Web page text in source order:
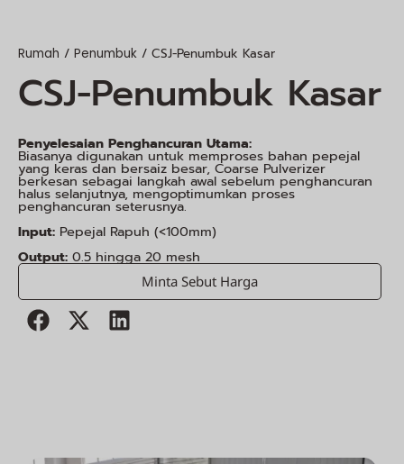
Rumah / Penumbuk / CSJ-Penumbuk Kasar
CSJ-Penumbuk Kasar
Penyelesaian Penghancuran Utama:
Biasanya digunakan untuk memproses bahan pepejal
yang keras dan bersaiz besar, Coarse Pulverizer
berkesan sebagai langkah awal sebelum penghancuran
halus selanjutnya, mengoptimumkan proses
penghancuran seterusnya.
Input: Pepejal Rapuh (<100mm)
Output: 0.5 hingga 20 mesh
Minta Sebut Harga